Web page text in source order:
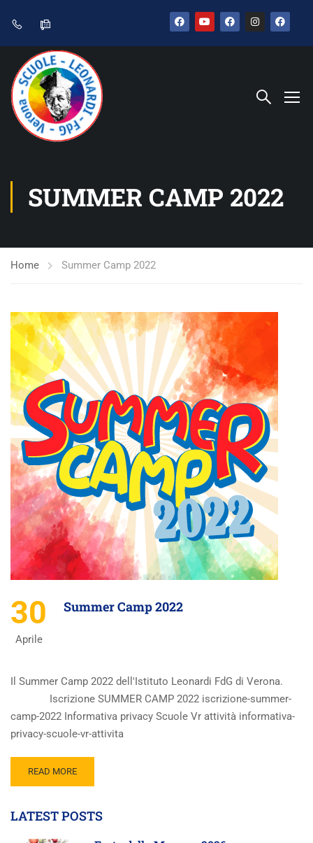
SUMMER CAMP 2022
Home Summer Camp 2022
30
Aprile
Summer Camp 2022
Il Summer Camp 2022 dell'Istituto Leonardi FdG di Verona.
Iscrizione SUMMER CAMP 2022 iscrizione-summer-
camp-2022 Informativa privacy Scuole Vr attività informativa-
privacy-scuole-vr-attivita
READ MORE
LATEST POSTS